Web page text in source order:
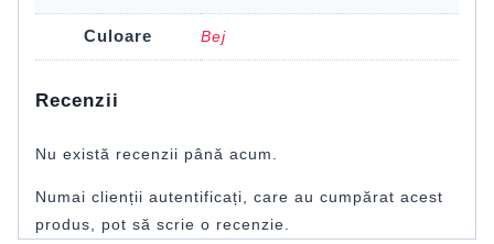
Culoare Bej
Recenzii
Nu există recenzii până acum.
Numai clienții autentificați, care au cumpărat acest
produs, pot să scrie o recenzie.